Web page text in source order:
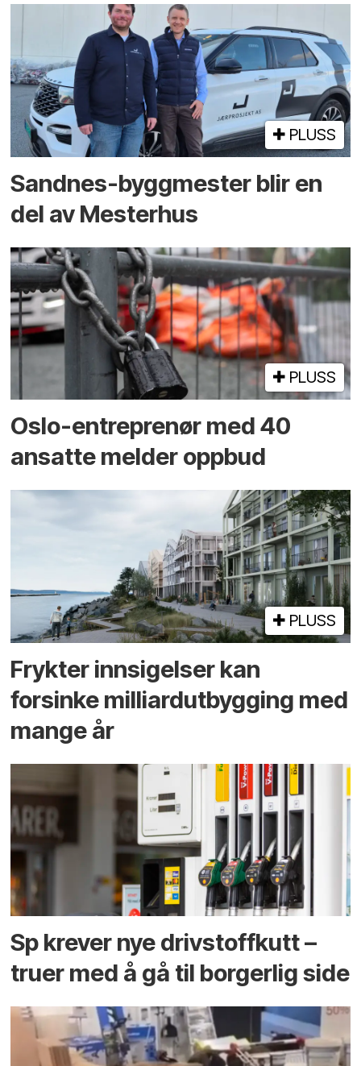
PLUSS
Sandnes-byggmester blir en
del av Mesterhus
PLUSS
Oslo-entreprenør med 40
ansatte melder oppbud
PLUSS
Frykter innsigelser kan
forsinke milliard­utbygging med
mange år
Sp krever nye drivstoffkutt –
truer med å gå til borgerlig side